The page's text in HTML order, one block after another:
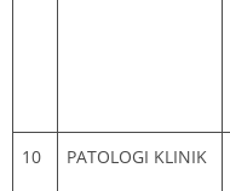
10 PATOLOGI KLINIK